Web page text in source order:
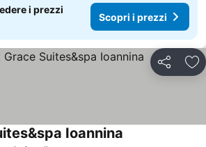
i prezzi
Scopri i prezzi
Condividi
Ioannina